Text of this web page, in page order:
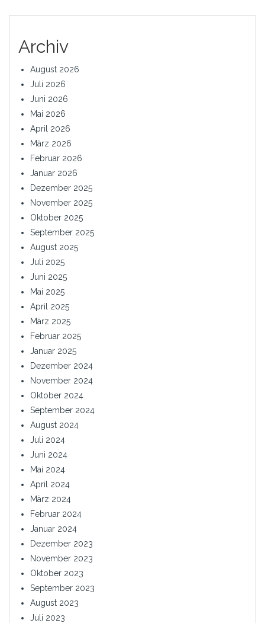
Archiv
August 2026
Juli 2026
Juni 2026
Mai 2026
April 2026
März 2026
Februar 2026
Januar 2026
Dezember 2025
November 2025
Oktober 2025
September 2025
August 2025
Juli 2025
Juni 2025
Mai 2025
April 2025
März 2025
Februar 2025
Januar 2025
Dezember 2024
November 2024
Oktober 2024
September 2024
August 2024
Juli 2024
Juni 2024
Mai 2024
April 2024
März 2024
Februar 2024
Januar 2024
Dezember 2023
November 2023
Oktober 2023
September 2023
August 2023
Juli 2023